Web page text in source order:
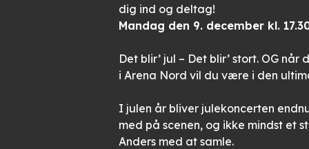
dig ind og deltag!
Mandag den 9. december kl.
Det blir’ jul – Det blir’ stort. OG
i Arena Nord vil du være i den
I julen år bliver julekoncerten
med på scenen, og ikke mindst et
Anders med at samle.